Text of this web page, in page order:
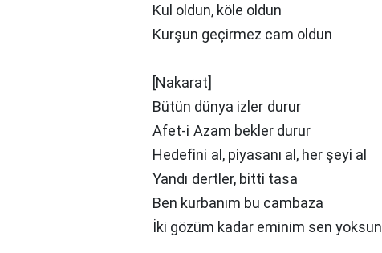
Kul oldun, köle oldun
Kurşun geçirmez cam oldun
[Nakarat]
Bütün dünya izler durur
Afet-i Azam bekler durur
Hedefini al, piyasanı al, her şeyi al
Yandı dertler, bitti tasa
Ben kurbanım bu cambaza
İki gözüm kadar eminim sen yoksun